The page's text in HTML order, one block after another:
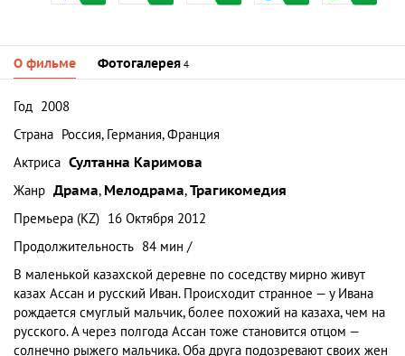
О фильме Фотогалерея 4
Год 2008
Страна Россия, Германия, Франция
Актриса Султанна Каримова
Жанр Драма, Мелодрама,Трагикомедия
Премьера (KZ) 16 Октября 2012
Продолжительность 84 мин /
В маленькой казахской деревне по соседству мирно живут
казах Ассан и русский Иван. Происходит странное — у Ивана
рождается смуглый мальчик, более похожий на казаха, чем на
русского. А через полгода Ассан тоже становится отцом —
солнечно рыжего мальчика. Оба друга подозревают своих жен